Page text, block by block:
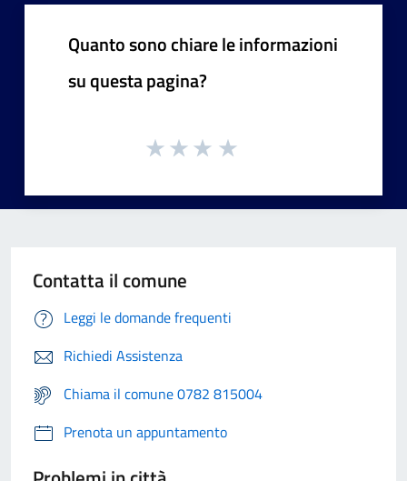
Quanto sono chiare le informazioni
su questa pagina?
Contatta il comune
Leggi le domande frequenti
Richiedi Assistenza
Chiama il comune 0782 815004
Prenota un appuntamento